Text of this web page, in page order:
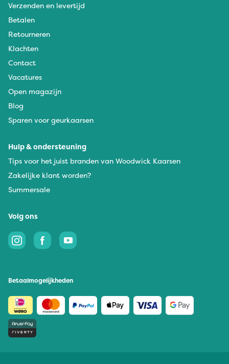
Verzenden en levertijd
Betalen
Retourneren
Klachten
Contact
Vacatures
Open magazijn
Blog
Sparen voor geurkaarsen
Hulp & ondersteuning
Tips voor het juist branden van Woodwick Kaarsen
Zakelijke klant worden?
Summersale
Volg ons
Betaalmogelijkheden